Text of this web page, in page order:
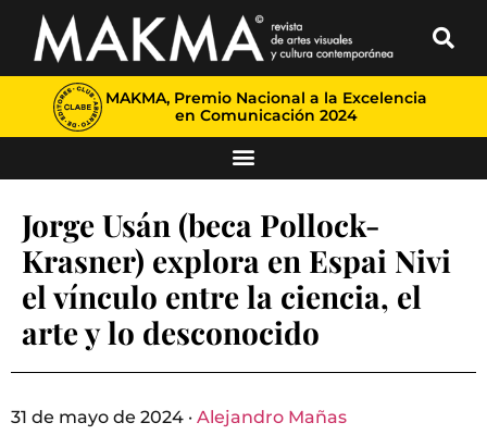
MAKMA, Premio Nacional a la Excelencia
en Comunicación 2024
Jorge Usán (beca Pollock-
Krasner) explora en Espai Nivi
el vínculo entre la ciencia, el
arte y lo desconocido
31 de mayo de 2024 · Alejandro Mañas